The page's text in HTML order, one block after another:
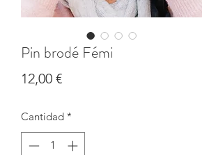
Pin brodé Fémi
12,00 €Precio
Cantidad *